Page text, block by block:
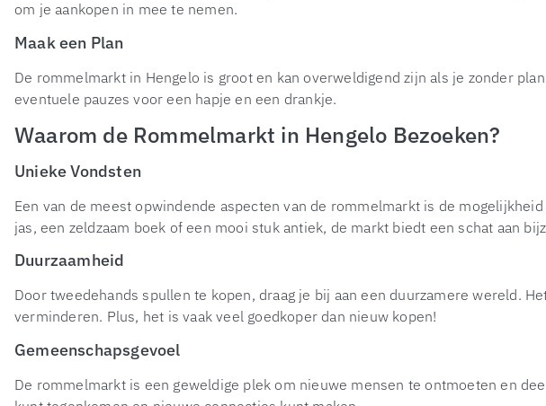
om je aankopen in mee te nemen.
Maak een Plan
De rommelmarkt in Hengelo is groot en kan overweldigend zijn als je zonder
eventuele pauzes voor een hapje en een drankje.
Waarom de Rommelmarkt in Hengelo Bezoeken?
Unieke Vondsten
Een van de meest opwindende aspecten van de rommelmarkt is de
jas, een zeldzaam boek of een mooi stuk antiek, de markt biedt een schat aan
Duurzaamheid
Door tweedehands spullen te kopen, draag je bij aan een duurzamere wereld.
verminderen. Plus, het is vaak veel goedkoper dan nieuw kopen!
Gemeenschapsgevoel
De rommelmarkt is een geweldige plek om nieuwe mensen te ontmoeten en